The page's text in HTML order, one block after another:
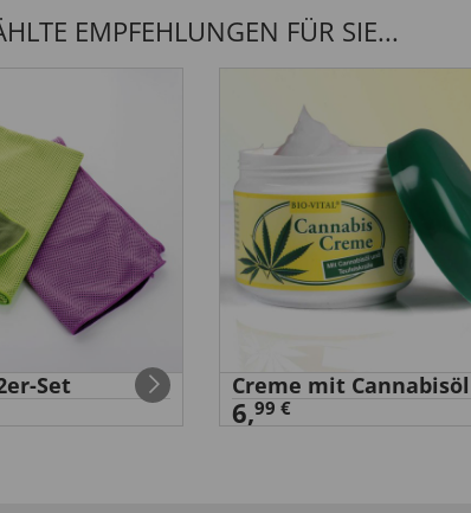
ce produit”
17.06.2022
nicht hilfreich (0)
02.08.2024
EMPFEHLUNGEN FÜR SIE...
Set Creme mit Cannabisöl
6,99 €